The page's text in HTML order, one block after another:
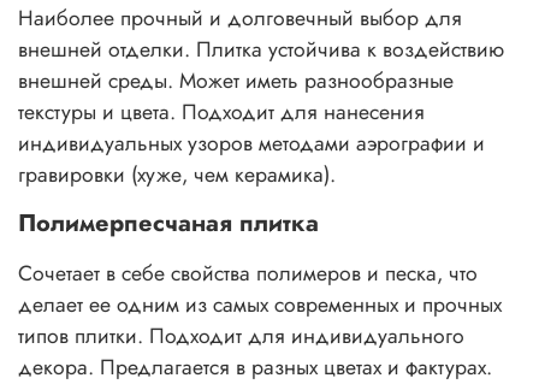
Наиболее прочный и долговечный выбор для
внешней отделки. Плитка устойчива к воздействию
внешней среды. Может иметь разнообразные
текстуры и цвета. Подходит для нанесения
индивидуальных узоров методами аэрографии и
гравировки (хуже, чем керамика).
Полимерпесчаная плитка
Сочетает в себе свойства полимеров и песка, что
делает ее одним из самых современных и прочных
типов плитки. Подходит для индивидуального
декора. Предлагается в разных цветах и фактурах.